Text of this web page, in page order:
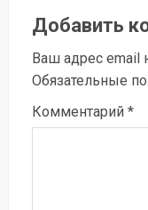
Добавить
Ваш адрес email
Обязательные
Комментарий *